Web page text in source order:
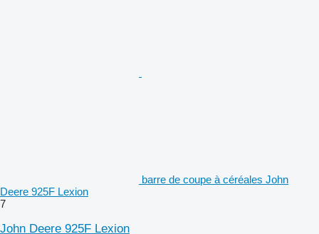
barre de coupe à céréales John
Deere 925F Lexion
7
John Deere 925F Lexion